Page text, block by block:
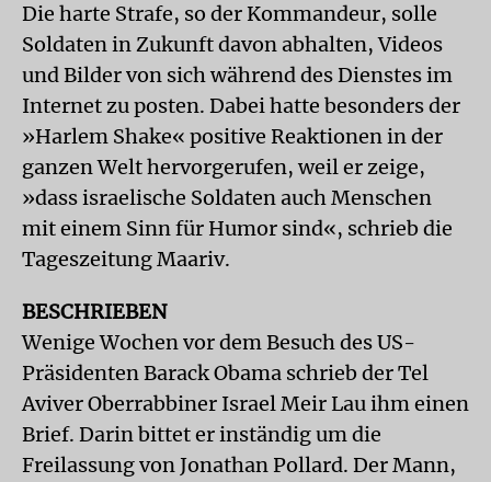
Die harte Strafe, so der Kommandeur, solle
Soldaten in Zukunft davon abhalten, Videos
und Bilder von sich während des Dienstes im
Internet zu posten. Dabei hatte besonders der
»Harlem Shake« positive Reaktionen in der
ganzen Welt hervorgerufen, weil er zeige,
»dass israelische Soldaten auch Menschen
mit einem Sinn für Humor sind«, schrieb die
Tageszeitung Maariv.
BESCHRIEBEN
Wenige Wochen vor dem Besuch des US-
Präsidenten Barack Obama schrieb der Tel
Aviver Oberrabbiner Israel Meir Lau ihm einen
Brief. Darin bittet er inständig um die
Freilassung von Jonathan Pollard. Der Mann,